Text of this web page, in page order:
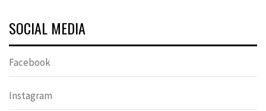
SOCIAL MEDIA
Facebook
Instagram